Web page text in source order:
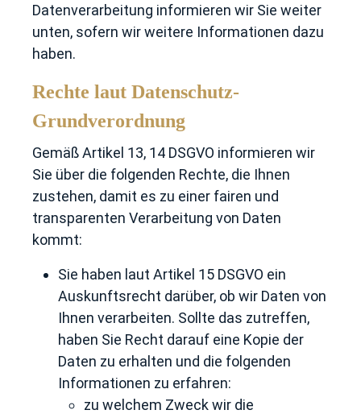
Datenverarbeitung informieren wir Sie weiter
unten, sofern wir weitere Informationen dazu
haben.
Rechte laut Datenschutz-
Grundverordnung
Gemäß Artikel 13, 14 DSGVO informieren wir
Sie über die folgenden Rechte, die Ihnen
zustehen, damit es zu einer fairen und
transparenten Verarbeitung von Daten
kommt:
Sie haben laut Artikel 15 DSGVO ein
Auskunftsrecht darüber, ob wir Daten von
Ihnen verarbeiten. Sollte das zutreffen,
haben Sie Recht darauf eine Kopie der
Daten zu erhalten und die folgenden
Informationen zu erfahren:
zu welchem Zweck wir die